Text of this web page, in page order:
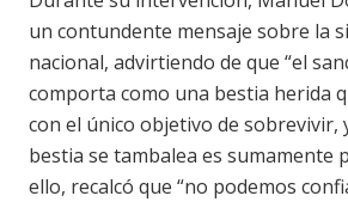
un contundente mensaje sobre la
nacional, advirtiendo de que “el
comporta como una bestia herida
con el único objetivo de sobrevivir,
bestia se tambalea es sumamente
ello, recalcó que “no podemos